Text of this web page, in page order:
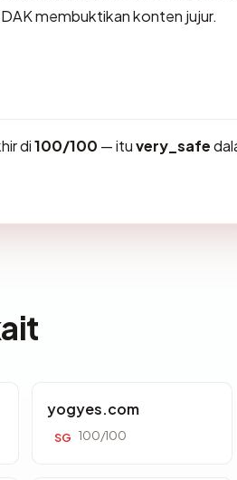
membuktikan konten jujur.
di100/100 — ituvery_safe
yogyes.com
SG 100/100